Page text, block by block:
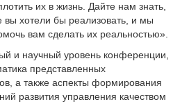
их в жизнь. Дайте нам знать,
вы хотели бы реализовать, и мы
вам сделать их реальностью».
и научный уровень конференции,
представленных
а также аспекты формирования
развития управления качеством